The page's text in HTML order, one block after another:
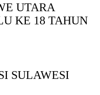
UTARA
KE 18 TAHUN
SULAWESI